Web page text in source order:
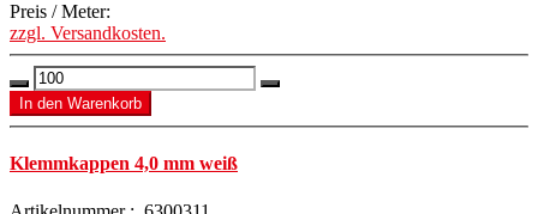
Preis / Meter:
zzgl. Versandkosten.
Klemmkappen 4,0 mm weiß